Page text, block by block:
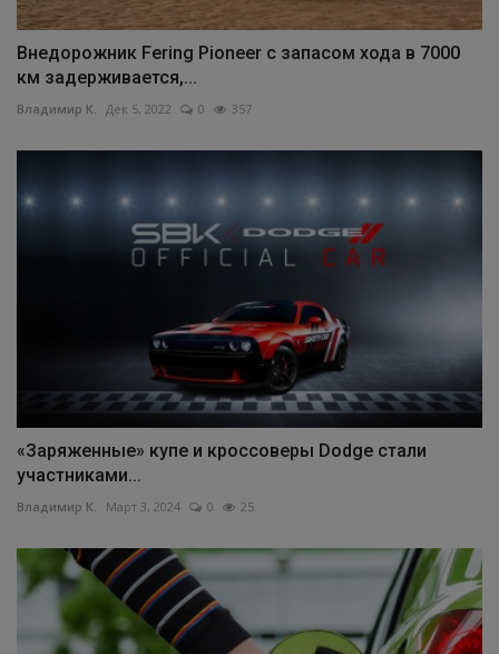
Внедорожник Fering Pioneer с запасом хода в 7000
км задерживается,...
Владимир К. Дек 5, 2022 0 357
«Заряженные» купе и кроссоверы Dodge стали
участниками...
Владимир К. Март 3, 2024 0 25